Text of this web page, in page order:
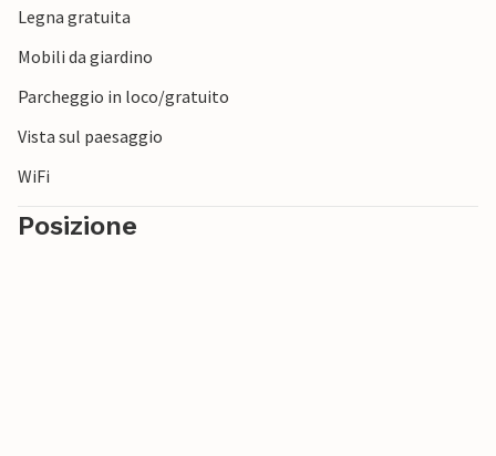
Legna gratuita
Mobili da giardino
Parcheggio in loco/gratuito
Vista sul paesaggio
WiFi
Posizione